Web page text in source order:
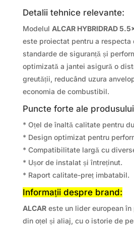
Detalii tehnice relevante:
Modelul ALCAR HYBRIDRAD
este proiectat pentru a respecta
standarde de siguranță și
optimizată a jantei asigură o
greutății, reducând uzura
economia de combustibil.
Puncte forte ale
* Oțel de înaltă calitate pentru
* Design optimizat pentru
* Compatibilitate largă cu
* Ușor de instalat și întreținut.
* Raport calitate-preț imbatabil.
Informații despre brand:
ALCAReste un lider european în
din oțel și aliaj, cu o istorie de